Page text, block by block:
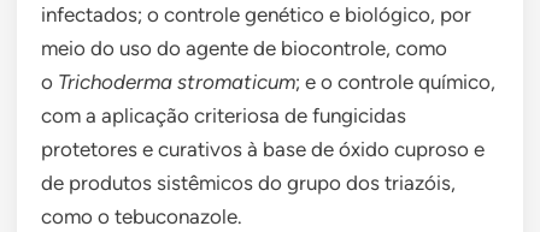
infectados; o controle genético e biológico, por
meio do uso do agente de biocontrole, como
o Trichoderma stromaticum; e o controle químico,
com a aplicação criteriosa de fungicidas
protetores e curativos à base de óxido cuproso e
de produtos sistêmicos do grupo dos triazóis,
como o tebuconazole.